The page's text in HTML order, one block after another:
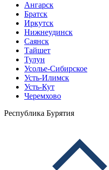
Ангарск
Братск
Иркутск
Нижнеудинск
Саянск
Тайшет
Тулун
Усолье-Сибирское
Усть-Илимск
Усть-Кут
Черемхово
Республика Бурятия